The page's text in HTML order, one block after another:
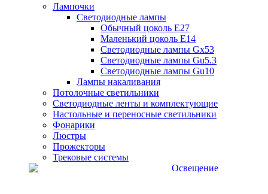
Лампочки
Светодиодные лампы
Обычный цоколь Е27
Маленький цоколь Е14
Светодиодные лампы Gx53
Светодиодные лампы Gu5.3
Светодиодные лампы Gu10
Лампы накаливания
Потолочные светильники
Светодиодные ленты и комплектующие
Настольные и переносные светильники
Фонарики
Люстры
Прожекторы
Трековые системы